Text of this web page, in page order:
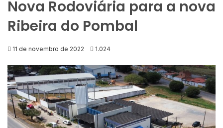
Nova Rodoviária para a nova
Ribeira do Pombal
11 de novembro de 2022 1.024